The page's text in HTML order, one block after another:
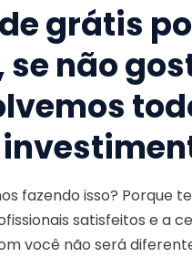
grátis
se não
fazendo isso? Porque
satisfeitos e a
você não será